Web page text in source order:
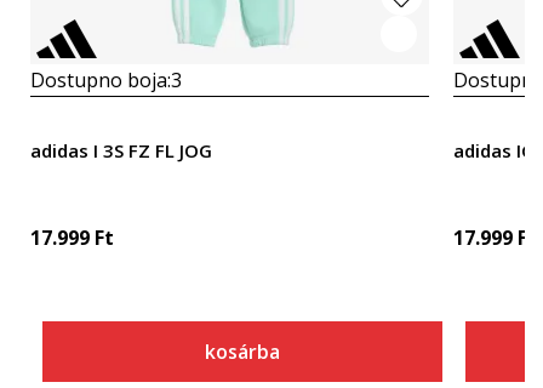
Dostupno boja:3
adidas I 3S FZ FL JOG
17.999 Ft
kosárba
adidas IG
17.999 Ft